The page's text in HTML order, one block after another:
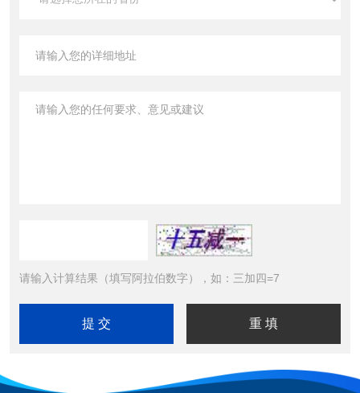
请输入计算结果（填写阿拉伯数字），如：三加四=7